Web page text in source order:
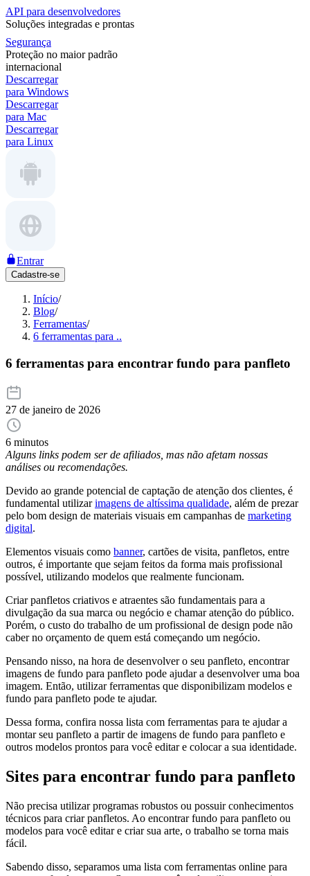
API para desenvolvedores
Soluções integradas e prontas
Segurança
Proteção no maior padrão
internacional
Descarregar
para Windows
Descarregar
para Mac
Descarregar
para Linux
Entrar
Cadastre-se
Início/
Blog/
Ferramentas/
6 ferramentas para ..
6 ferramentas para encontrar fundo para panfleto
27 de janeiro de 2026
6 minutos
Alguns links podem ser de afiliados, mas não afetam nossas
análises ou recomendações.
Devido ao grande potencial de captação de atenção dos clientes, é
fundamental utilizarimagens de altíssima qualidade, além de prezar
pelo bom design de materiais visuais em campanhas de marketing
digital.
Elementos visuais como banner, cartões de visita, panfletos, entre
outros, é importante que sejam feitos da forma mais profissional
possível, utilizando modelos que realmente funcionam.
Criar panfletos criativos e atraentes são fundamentais para a
divulgação da sua marca ou negócio e chamar atenção do público.
Porém, o custo do trabalho de um profissional de design pode não
caber no orçamento de quem está começando um negócio.
Pensando nisso, na hora de desenvolver o seu panfleto, encontrar
imagens de fundo para panfleto pode ajudar a desenvolver uma boa
imagem. Então, utilizar ferramentas que disponibilizam modelos e
fundo para panfleto pode te ajudar.
Dessa forma, confira nossa lista com ferramentas para te ajudar a
montar seu panfleto a partir de imagens de fundo para panfleto e
outros modelos prontos para você editar e colocar a sua identidade.
Sites para encontrar fundo para panfleto
Não precisa utilizar programas robustos ou possuir conhecimentos
técnicos para criar panfletos. Ao encontrar fundo para panfleto ou
modelos para você editar e criar sua arte, o trabalho se torna mais
fácil.
Sabendo disso, separamos uma lista com ferramentas online para